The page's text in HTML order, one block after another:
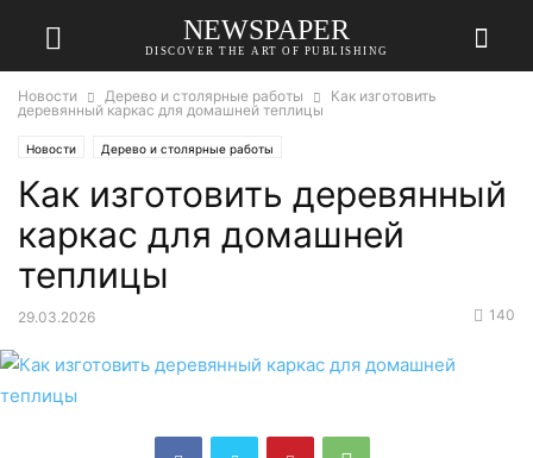
NEWSPAPER
DISCOVER THE ART OF PUBLISHING
Новости Дерево и столярные работы
Как изготовить
деревянный каркас для домашней теплицы
Новости Дерево и столярные работы
Как изготовить деревянный
каркас для домашней
теплицы
29.03.2026 140